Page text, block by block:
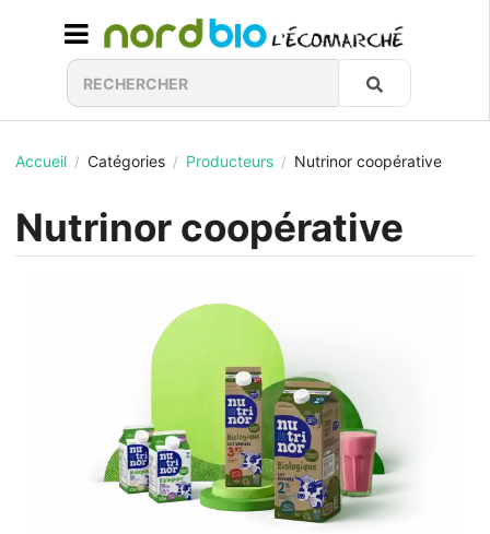
Accueil / Catégories / Producteurs / Nutrinor coopérative
Nutrinor coopérative